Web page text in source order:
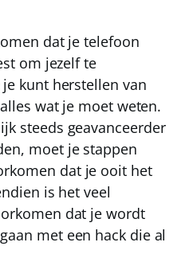
dat je telefoon
om jezelf te
kunt herstellen van
wat je moet weten.
steeds geavanceerder
moet je stappen
dat je ooit het
is het veel
dat je wordt
met een hack die al